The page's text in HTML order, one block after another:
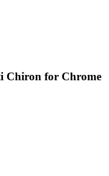
Chiron for Chrome